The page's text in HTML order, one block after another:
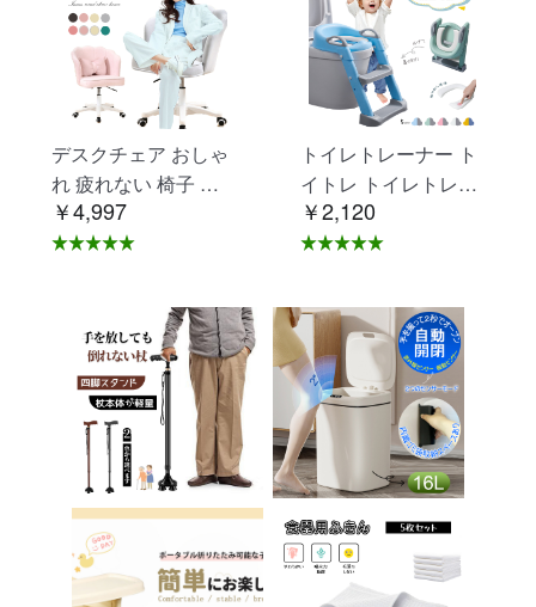
デスクチェア おしゃ
れ 疲れない 椅子 白
ホワイト デスクチェ
ア 疲れにくい 学習椅
学習チェア オフィス
チェア パソコンチェ
ア ベロア調 インテリ
ア 椅子 イス 在宅ワ
ーク アシェル ブリリ
アント C-56
￥4,997
トイレトレーナー ト
イトレ トイレトレー
ニング トイレ 練習
折りたたみ おまる 補
供用 便座 トイレ補助
踏み台 男の子 女の子
子供 子ども トイトレ
送料無料 ステップ ス
テップ台 トイレ D-2
8
￥2,120